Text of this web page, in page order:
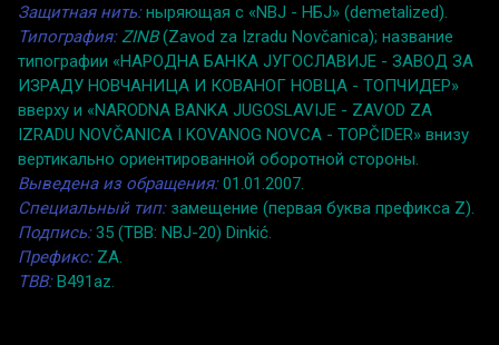
Защитная нить:ныряющая с «NBJ - НБJ» (demetalized).
Типография: ZINB(Zavod za Izradu Novčanica); название
типографии «НАРОДНА БАНКА JУГОСЛАВИJЕ - ЗАВОД ЗА
ИЗРАДУ НОВЧАНИЦА И КОВАНОГ НОВЦА - ТОПЧИДЕР»
вверху и «NARODNA BANKA JUGOSLAVIJE - ZAVOD ZA
IZRADU NOVČANICA I KOVANOG NOVCA - TOPČIDER» внизу
вертикально ориентированной оборотной стороны.
Выведена из обращения:01.01.2007.
Специальный тип:замещение (первая буква префикса Z).
Подпись:35 (TBB: NBJ-20) Dinkić.
Префикс:ZA.
TBB:B491az.